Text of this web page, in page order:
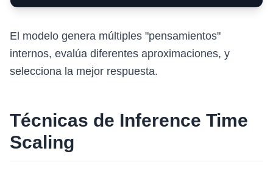
El modelo genera múltiples "pensamientos"
internos, evalúa diferentes aproximaciones, y
selecciona la mejor respuesta.
Técnicas de Inference Time
Scaling